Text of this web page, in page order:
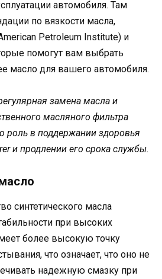
автомобиля. Там
по вязкости масла,
Petroleum Institute) и
помогут вам выбрать
масло для вашего автомобиля.
замена масла и
масляного фильтра
роль в поддержании здоровья
и продлении его срока службы.
синтетического масла
при высоких
более высокую точку
что означает, что оно не
надежную смазку при